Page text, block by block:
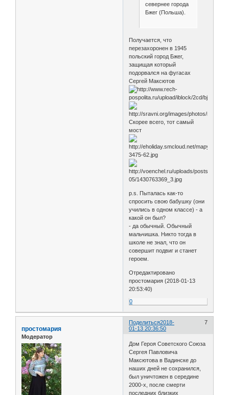
севернее города
Бжег (Польша).
Получается, что
перезахоронен в 1945
польский город Бжег,
защищая который
подорвался на фугасах
Сергей Максютов
Скорее всего, тот самый
мост
p.s. Пыталась как-то
спросить свою бабушку (они
учились в одном классе) - а
какой он был?
- да обычный. Обычный
мальчишка. Никто тогда в
школе не знал, что он
совершит подвиг и станет
героем.
Отредактировано
простомария (2018-01-13
20:53:40)
0
Поделиться 7
2018-
01-13 20:36:50
простомария
Модератор
Дом Героя Советского Союза
Сергея Павловича
Максютова в Вадинске до
наших дней не сохранился,
был уничтожен в середине
2000-х, после смерти
последних близких